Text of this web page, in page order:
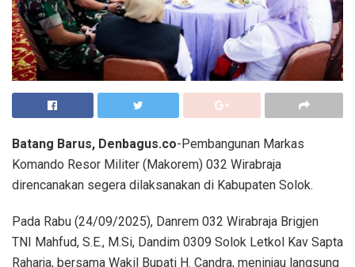
Batang Barus, Denbagus.co-Pembangunan Markas
Komando Resor Militer (Makorem) 032 Wirabraja
direncanakan segera dilaksanakan di Kabupaten Solok.
Pada Rabu (24/09/2025), Danrem 032 Wirabraja Brigjen
TNI Mahfud, S.E., M.Si, Dandim 0309 Solok Letkol Kav Sapta
Raharja, bersama Wakil Bupati H. Candra, meninjau langsung